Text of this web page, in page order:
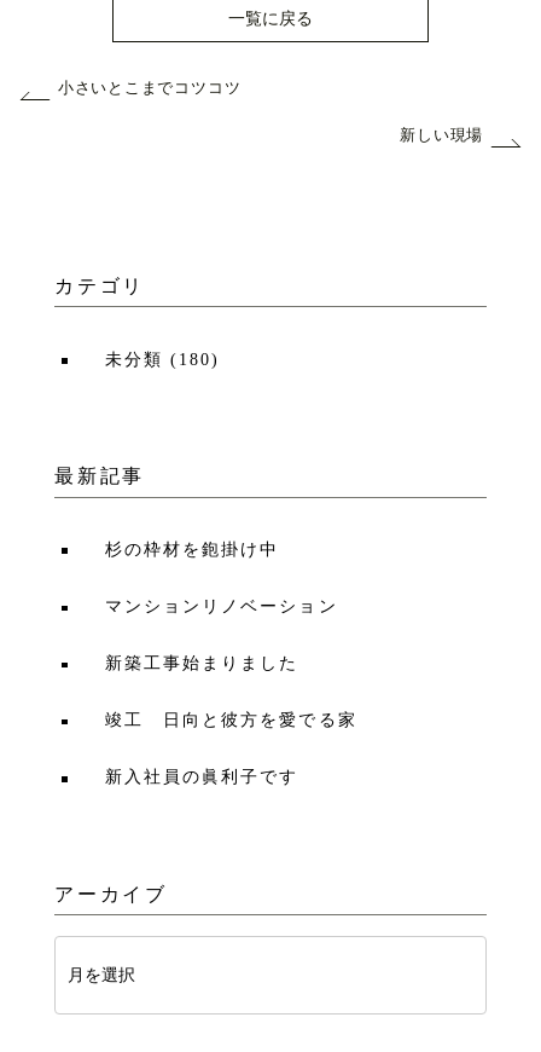
一覧に戻る
小さいとこまでコツコツ
新しい現場
カテゴリ
未分類 ( 180)
最新記事
杉の枠材を鉋掛け中
マンションリノベーション
新築工事始まりました
竣工 日向と彼方を愛でる家
新入社員の眞利子です
アーカイブ